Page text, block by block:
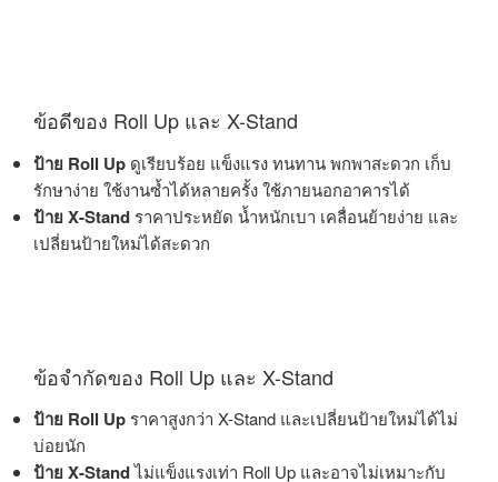
ข้อดีของ Roll Up และ X-Stand
ป้าย Roll Up ดูเรียบร้อย แข็งแรง ทนทาน พกพาสะดวก เก็บ
รักษาง่าย ใช้งานซ้ำได้หลายครั้ง ใช้ภายนอกอาคารได้
ป้าย X-Stand ราคาประหยัด น้ำหนักเบา เคลื่อนย้ายง่าย และ
เปลี่ยนป้ายใหม่ได้สะดวก
ข้อจำกัดของ Roll Up และ X-Stand
ป้าย Roll Up ราคาสูงกว่า X-Stand และเปลี่ยนป้ายใหม่ได้ไม่
บ่อยนัก
ป้าย X-Standไม่แข็งแรงเท่า Roll Up และอาจไม่เหมาะกับ